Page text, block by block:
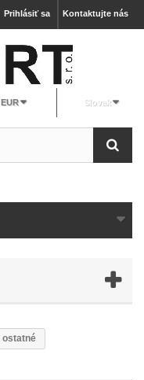
Kontaktujte nás
Prihlásiť sa
Slovak
EUR
ostatné